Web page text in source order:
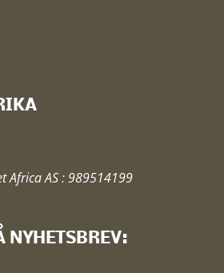
Africa AS : 989514199
NYHETSBREV: